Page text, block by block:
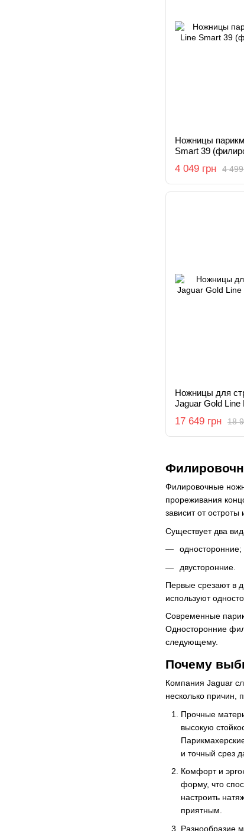
Филировочные
прореживания
зависит от остроты
Существует два
односторонние;
двусторонние.
Первые срезают в
используют
Современные
Односторонние
следующему.
Почему
Компания Jaguar
несколько причин,
Прочные
высокую
и точный срез
Комфорт и
форму, что
настроить
приятным.
Разнообразие
Ножницы
Smart 39
4
4 049 грн
Ножницы для
Jaguar Gold Line
18
17 649 грн